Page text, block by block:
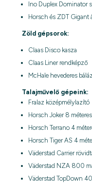
Ino Duplex
Horsch és ZDT Gigant
Zöld gépsorok:
Claas Disco kasza
Claas Liner rendképző
McHale hevederes
Talajművelő gépeink:
Fralaz középmélylazító
Horsch Joker 8
Horsch Terrano 4
Horsch Tiger AS 4
Väderstad Carrier
Väderstad NZA 800
Väderstad TopDown